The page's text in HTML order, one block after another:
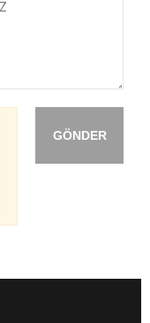
GÖNDER